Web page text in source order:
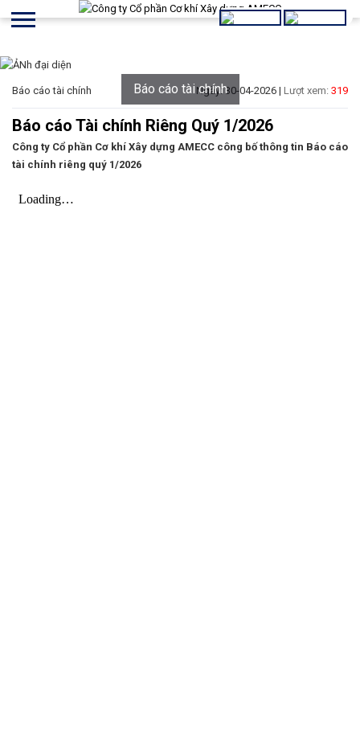
Báo cáo tài chính
Báo cáo tài chính Ngày: 30-04-2026 | Lượt xem: 319
Báo cáo Tài chính Riêng Quý 1/2026
Công ty Cổ phần Cơ khí Xây dựng AMECC công bố thông tin Báo cáo
tài chính riêng quý 1/2026